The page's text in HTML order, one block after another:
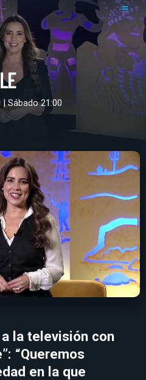
Sábado 21:00
la televisión con
“Queremos
en la que